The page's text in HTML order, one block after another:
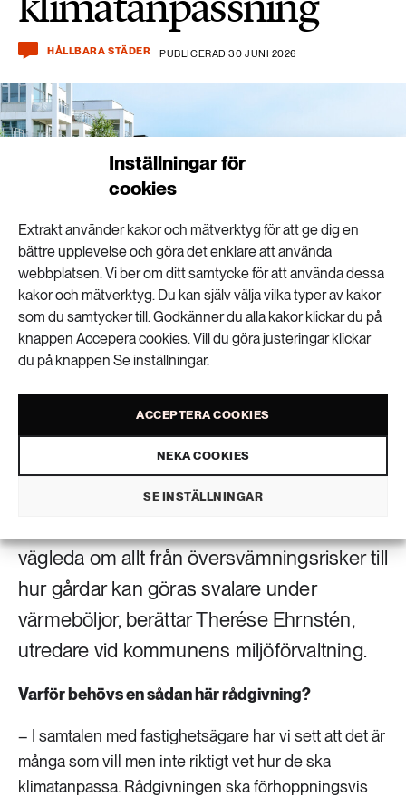
Inställningar för
cookies
Extrakt använder kakor och mätverktyg för att ge dig en
bättre upplevelse och göra det enklare att använda
webbplatsen. Vi ber om ditt samtycke för att använda dessa
kakor och mätverktyg. Du kan själv välja vilka typer av kakor
som du samtycker till. Godkänner du alla kakor klickar du på
knappen Accepera cookies. Vill du göra justeringar klickar
du på knappen Se inställningar.
ACCEPTERA COOKIES
NEKA COOKIES
SE INSTÄLLNINGAR
HÅLLBARA STÄDER PUBLICERAD 30 JUNI 2026
kommer ut till fastigheten. Foto: Istock
En kommunal rådgivningstjänst ska hjälpa
fastighetsägare och bostadsrättsföreningar
vägleda om allt från översvämningsrisker till
hur gårdar kan göras svalare under
värmeböljor, berättar Therése Ehrnstén,
utredare vid kommunens miljöförvaltning.
Varför behövs en sådan här rådgivning?
– I samtalen med fastighetsägare har vi sett att det är
många som vill men inte riktigt vet hur de ska
klimatanpassa. Rådgivningen ska förhoppningsvis